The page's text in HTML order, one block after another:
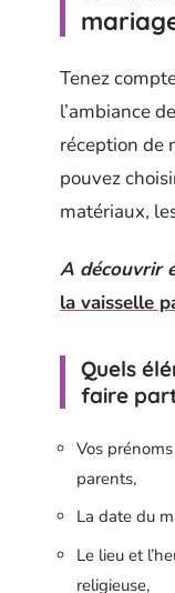
Tenez
l’ambiance
réception de
pouvez
matériaux,
A découvrir
la vaisselle
Quels
faire
Vos
parents,
La date du
Le lieu et
religieuse,